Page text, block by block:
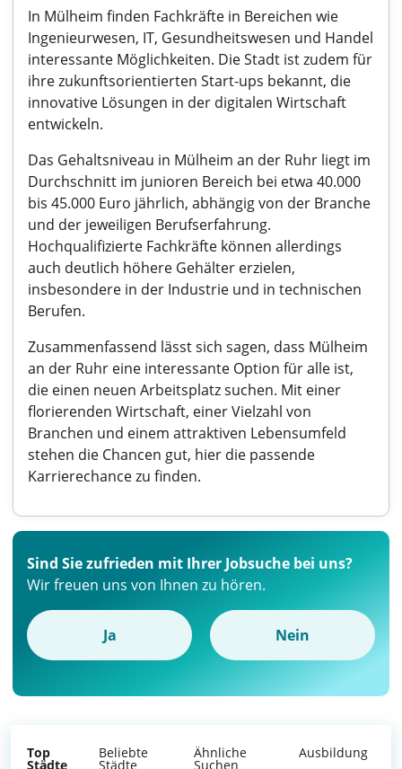
In Mülheim finden Fachkräfte in Bereichen wie
Ingenieurwesen, IT, Gesundheitswesen und Handel
interessante Möglichkeiten. Die Stadt ist zudem für
ihre zukunftsorientierten Start-ups bekannt, die
innovative Lösungen in der digitalen Wirtschaft
entwickeln.
Das Gehaltsniveau in Mülheim an der Ruhr liegt im
Durchschnitt im junioren Bereich bei etwa 40.000
bis 45.000 Euro jährlich, abhängig von der Branche
und der jeweiligen Berufserfahrung.
Hochqualifizierte Fachkräfte können allerdings
auch deutlich höhere Gehälter erzielen,
insbesondere in der Industrie und in technischen
Berufen.
Zusammenfassend lässt sich sagen, dass Mülheim
an der Ruhr eine interessante Option für alle ist,
die einen neuen Arbeitsplatz suchen. Mit einer
florierenden Wirtschaft, einer Vielzahl von
Branchen und einem attraktiven Lebensumfeld
stehen die Chancen gut, hier die passende
Karrierechance zu finden.
Sind Sie zufrieden mit Ihrer Jobsuche bei uns?
Wir freuen uns von Ihnen zu hören.
Ja Nein
Top
Städte
Beliebte
Städte
Ähnliche
Suchen
Ausbildung